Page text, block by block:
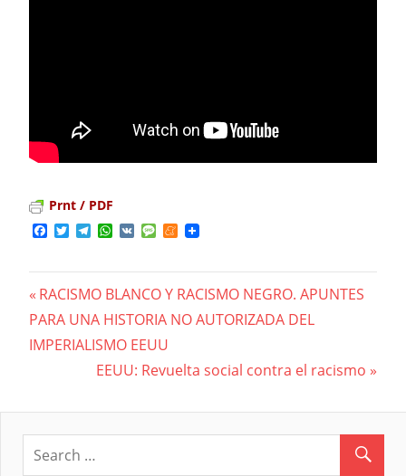
Prnt / PDF
Facebook
TwitterTelegram
WhatsApp
VK MessageMeneame
Navegación
de
Previous
Post:
RACISMO BLANCO Y RACISMO NEGRO. APUNTES
PARA UNA HISTORIA NO AUTORIZADA DEL
IMPERIALISMO EEUU
Next
EEUU: Revuelta social contra el racismo